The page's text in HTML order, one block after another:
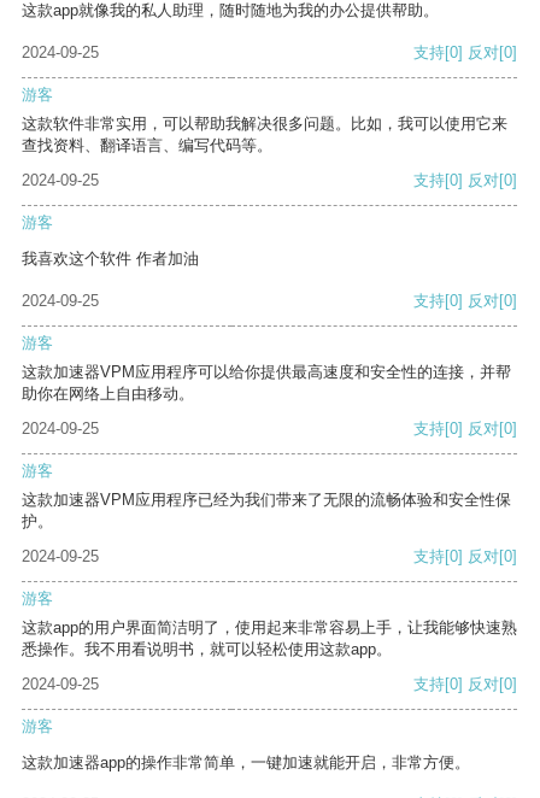
这款app就像我的私人助理，随时随地为我的办公提供帮助。
2024-09-25 支持[0] 反对[0]
游客
这款软件非常实用，可以帮助我解决很多问题。比如，我可以使用它来
查找资料、翻译语言、编写代码等。
2024-09-25
支持[0] 反对[0]
游客
我喜欢这个软件 作者加油
2024-09-25 支持[0] 反对[0]
游客
这款加速器VPM应用程序可以给你提供最高速度和安全性的连接，并帮
助你在网络上自由移动。
2024-09-25
支持[0] 反对[0]
游客
这款加速器VPM应用程序已经为我们带来了无限的流畅体验和安全性保
护。
2024-09-25
支持[0] 反对[0]
游客
这款app的用户界面简洁明了，使用起来非常容易上手，让我能够快速熟
悉操作。我不用看说明书，就可以轻松使用这款app。
2024-09-25
支持[0] 反对[0]
游客
这款加速器app的操作非常简单，一键加速就能开启，非常方便。